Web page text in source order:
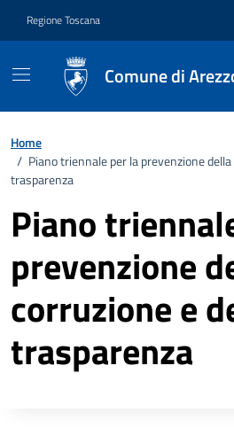
Regione Toscana
Comune di
Home
/ Piano triennale per la prevenzione
trasparenza
Piano
prevenzione
corruzione e
trasparenza